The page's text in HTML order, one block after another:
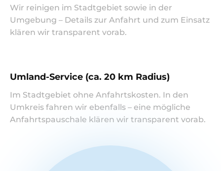
Wir reinigen im Stadtgebiet sowie in der
Umgebung – Details zur Anfahrt und zum Einsatz
klären wir transparent vorab.
Umland-Service (ca. 20 km Radius)
Im Stadtgebiet ohne Anfahrtskosten. In den
Umkreis fahren wir ebenfalls – eine mögliche
Anfahrtspauschale klären wir transparent vorab.